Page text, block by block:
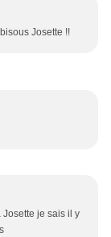
Josette !!
je sais il y